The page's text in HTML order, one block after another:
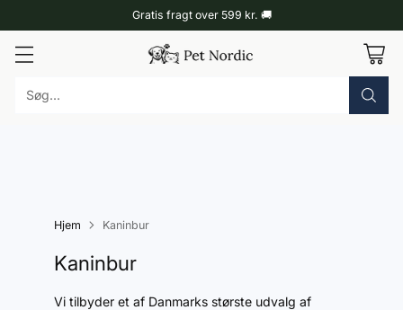
Gratis fragt over 599 kr. 🚚
Søg...
Hjem Kaninbur
Kaninbur
Vi tilbyder et af Danmarks største udvalg af